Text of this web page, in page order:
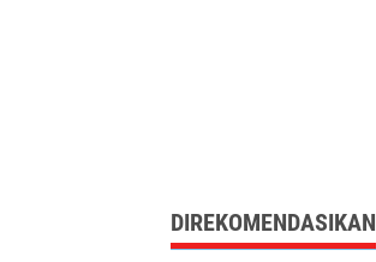
DIREKOMENDASIKAN